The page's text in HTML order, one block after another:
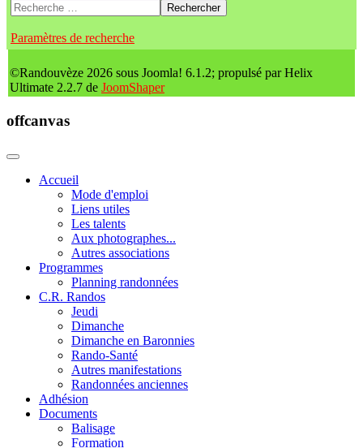
Rechercher
Paramètres de recherche
©Randouvèze 2026 sous Joomla! 6.1.2; propulsé par Helix
Ultimate 2.2.7 de JoomShaper
offcanvas
Accueil
Mode d'emploi
Liens utiles
Les talents
Aux photographes...
Autres associations
Programmes
Planning randonnées
C.R. Randos
Jeudi
Dimanche
Dimanche en Baronnies
Rando-Santé
Autres manifestations
Randonnées anciennes
Adhésion
Documents
Balisage
Formation